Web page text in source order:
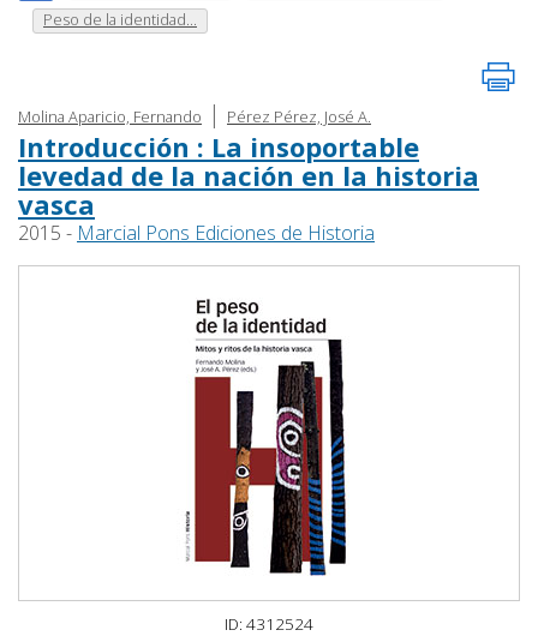
Peso de la identidad...
Molina Aparicio, Fernando | Pérez Pérez, José A.
Introducción : La insoportable
levedad de la nación en la historia
vasca
2015 - Marcial Pons Ediciones de Historia
ID: 4312524